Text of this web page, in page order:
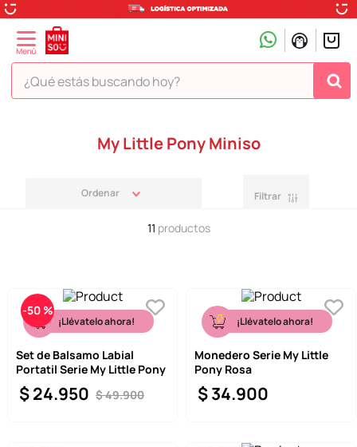
¿Qué estás buscando hoy?
My Little Pony Miniso
Filtrar
11 productos
-50 %
¡Llévatelo ahora!
Set de Balsamo Labial
Portatil Serie My Little Pony
$49.900
$24.950
¡Llévatelo ahora!
Monedero Serie My Little
Pony Rosa
$34.900
disney
7.
termos
8
toy story
9.
llaveros
10 . one piece